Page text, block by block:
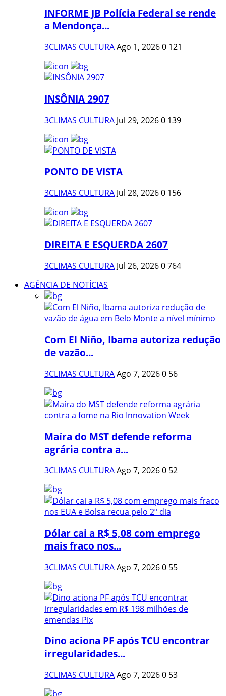
INFORME JB Polícia Federal se rende
a Mendonça...
3CLIMAS CULTURAAgo 1, 20260 121
INSÔNIA 2907
3CLIMAS CULTURA Jul 29, 20260 139
PONTO DE VISTA
3CLIMAS CULTURA Jul 28, 20260 156
DIREITA E ESQUERDA 2607
3CLIMAS CULTURA Jul 26, 20260764
AGÊNCIA DE NOTÍCIAS
Com El Niño, Ibama autoriza redução
de vazão...
3CLIMAS CULTURAAgo 7, 20260 56
Maíra do MST defende reforma
agrária contra a...
3CLIMAS CULTURAAgo 7, 20260 52
Dólar cai a R$ 5,08 com emprego
mais fraco nos...
3CLIMAS CULTURAAgo 7, 20260 55
Dino aciona PF após TCU encontrar
irregularidades...
3CLIMAS CULTURAAgo 7, 20260 53